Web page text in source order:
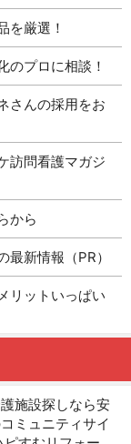
を厳選！
のプロに相談！
さんの採用をお
訪問看護マガジ
から
最新情報（PR）
リットいっぱい
施設探しなら安
ミュニティサイ